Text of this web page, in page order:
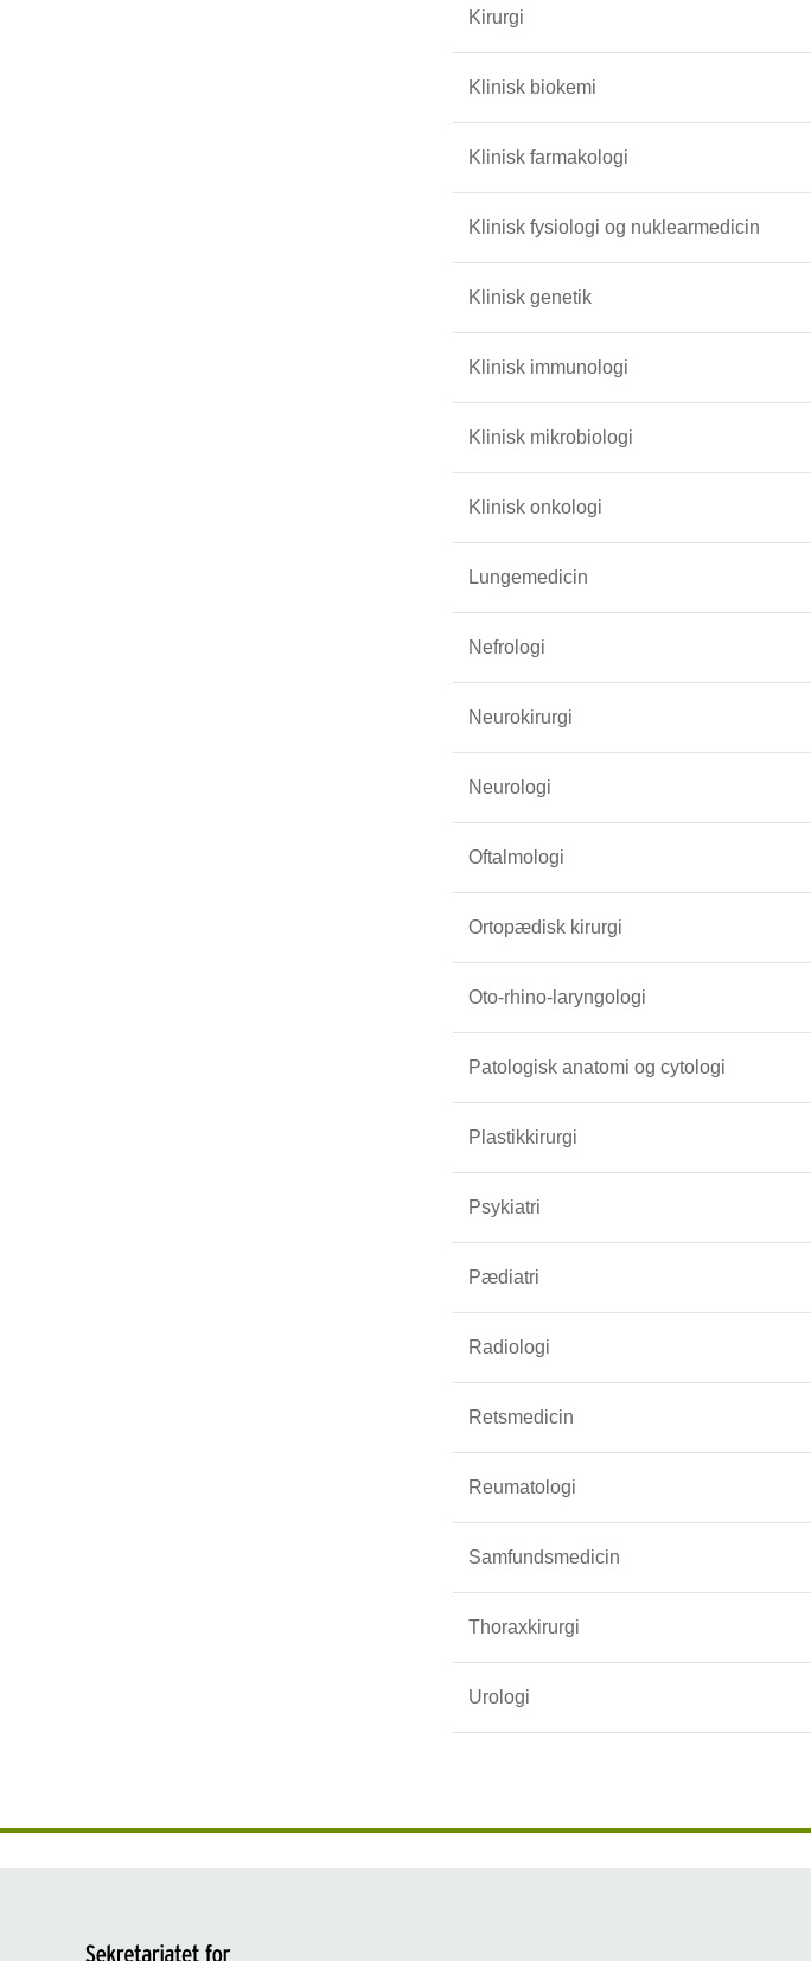
Kirurgi
Klinisk biokemi
Klinisk farmakologi
Klinisk fysiologi og nuklearmedicin
Klinisk genetik
Klinisk immunologi
Klinisk mikrobiologi
Klinisk onkologi
Lungemedicin
Nefrologi
Neurokirurgi
Neurologi
Oftalmologi
Ortopædisk kirurgi
Oto-rhino-laryngologi
Patologisk anatomi og cytologi
Plastikkirurgi
Psykiatri
Pædiatri
Radiologi
Retsmedicin
Reumatologi
Samfundsmedicin
Thoraxkirurgi
Urologi